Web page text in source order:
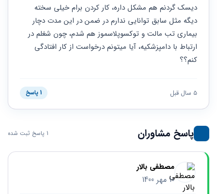
برنامه نویسی
طلاق
حقوقی
مهریه
حقوقی
خانواده
و کار
سئو و
بهینه
سازی
سایت
ثبت
شرکت
کنم؟؟
5 سال قبل 1 پاسخ
پاسخ مشاوران 1 پاسخ ثبت شده
مصطفی بالار
10 مهر 1400